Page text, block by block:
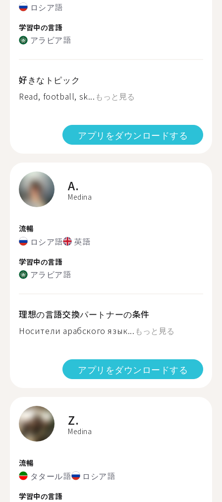
ロシア語
学習中の言語
アラビア語
好きなトピック
Read, football, sk... もっと見る
アプリをダウンロードする
A.
Medina
流暢
ロシア語 英語
学習中の言語
アラビア語
理想の言語交換パートナーの条件
Носители арабского язык... もっと見る
アプリをダウンロードする
Z.
Medina
流暢
タタール語 ロシア語
学習中の言語